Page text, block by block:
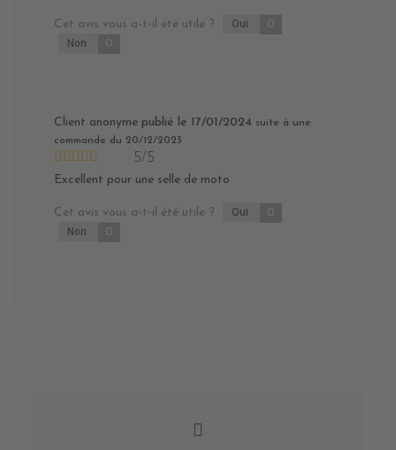
Cet avis vous a-t-il été utile ? Oui 0
Non 0
Client anonyme publié le 17/01/2024 suite à une
commande du 20/12/2023
5/5
Excellent pour une selle de moto
Cet avis vous a-t-il été utile ? Oui 0
Non 0